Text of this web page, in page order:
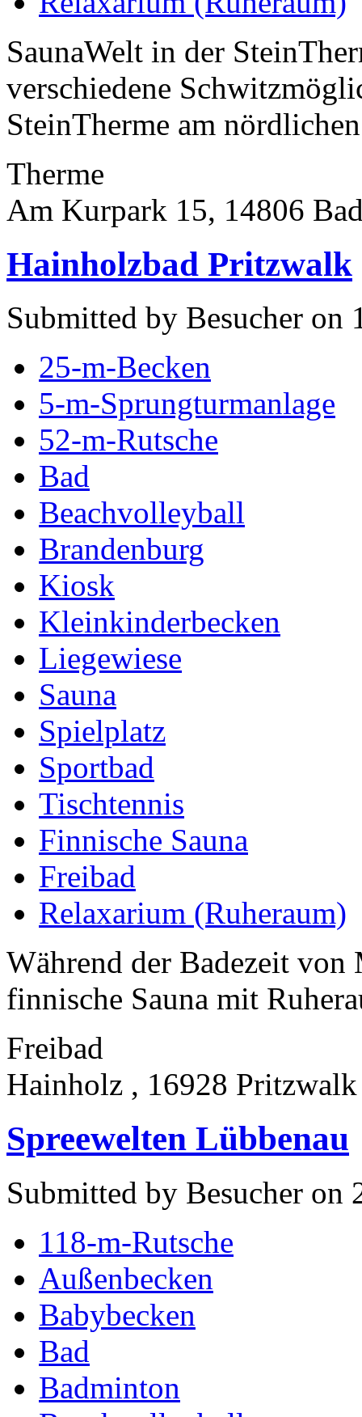
SaunaWelt in der
verschiedene
SteinTherme am
Therme
Am Kurpark 15, 14806
Hainholzbad Pritzwalk
Submitted by Besucher on
25-m-Becken
5-m-Sprungturmanlage
52-m-Rutsche
Bad
Beachvolleyball
Brandenburg
Kiosk
Kleinkinderbecken
Liegewiese
Sauna
Spielplatz
Sportbad
Tischtennis
Finnische Sauna
Freibad
Relaxarium (Ruheraum)
Während der Badezeit von
finnische Sauna mit
Freibad
Hainholz , 16928 Pritzwalk
Spreewelten Lübbenau
Submitted by Besucher on
118-m-Rutsche
Außenbecken
Babybecken
Bad
Badminton